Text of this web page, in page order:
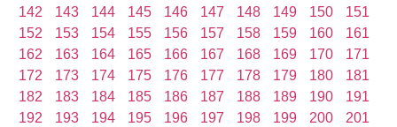
142
143 144 145 146 147 148 149 150
151
152
153 154 155 156 157 158 159 160
161
162
163 164 165 166 167 168 169 170
171
172
173 174 175 176 177 178 179 180
181
182
183 184 185 186 187 188 189 190
191
192
193 194 195 196 197 198 199 200
201